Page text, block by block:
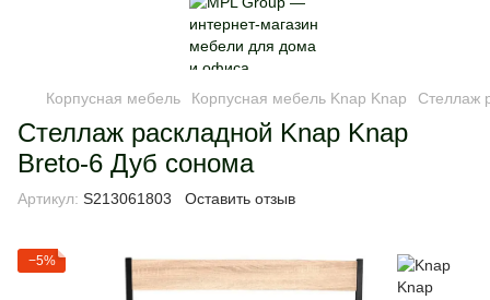
Корпусная мебель Корпусная мебель Knap Knap Стеллаж
Стеллаж раскладной Knap Knap
Breto-6 Дуб сонома
Артикул: S213061803 Оставить отзыв
−5%